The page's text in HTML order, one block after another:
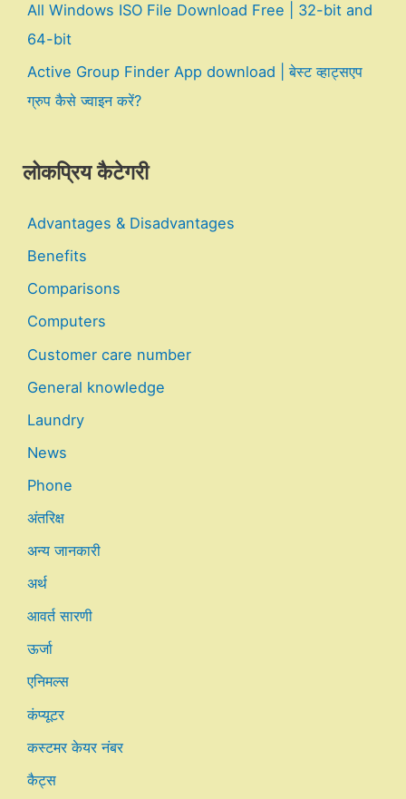
All Windows ISO File Download Free | 32-bit and
64-bit
Active Group Finder App download | बेस्ट व्हाट्सएप
ग्रुप कैसे ज्वाइन करें?
लोकप्रिय कैटेगरी
Advantages & Disadvantages
Benefits
Comparisons
Computers
Customer care number
General knowledge
Laundry
News
Phone
अंतरिक्ष
अन्य जानकारी
अर्थ
आवर्त सारणी
ऊर्जा
एनिमल्स
कंप्यूटर
कस्टमर केयर नंबर
कैट्स